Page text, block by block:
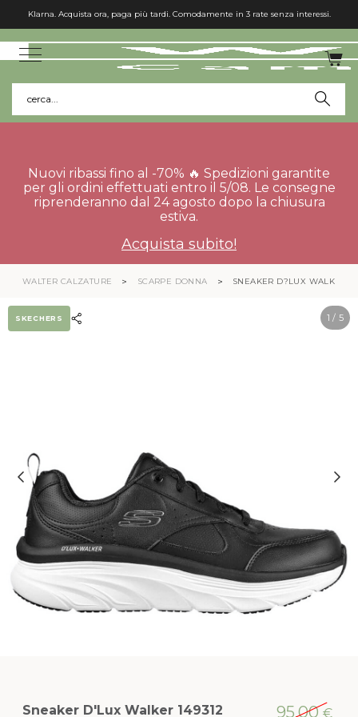
Klarna. Acquista ora, paga più tardi. Comodamente in 3 rate senza interessi.
cerca...
Nuovi ribassi fino al -70% 🔥 Spedizioni garantite
per gli ordini effettuati entro il 5/08. Le consegne
riprenderanno dal 24 agosto dopo la chiusura
estiva.
Acquista subito!
WALTER CALZATURE SCARPE DONNA SNEAKER D?LUX WALKER
1 / 5
SKECHERS
Sneaker D'Lux Walker 149312
95,00€